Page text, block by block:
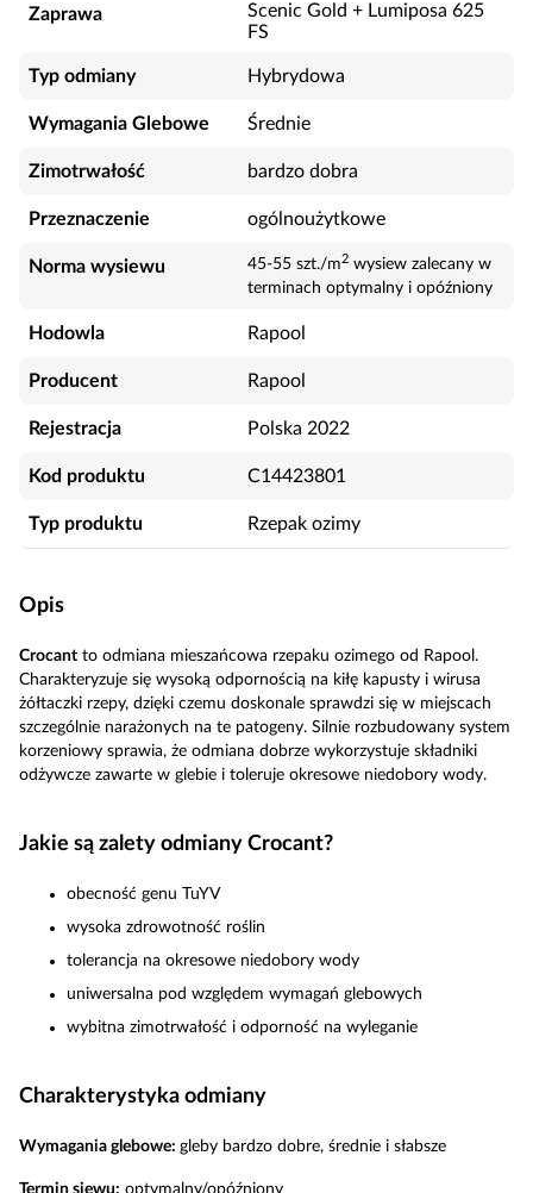
Zaprawa
Scenic Gold + Lumiposa 625
FS
Typ odmiany Hybrydowa
Wymagania Glebowe Średnie
Zimotrwałość bardzo dobra
Przeznaczenie ogólnoużytkowe
Norma wysiewu 45-55 szt./m2 wysiew zalecany w
terminach optymalny i opóźniony
Hodowla Rapool
Producent Rapool
Rejestracja Polska 2022
Kod produktu C14423801
Typ produktu Rzepak ozimy
Opis
Crocant to odmiana mieszańcowa rzepaku ozimego od Rapool.
Charakteryzuje się wysoką odpornością na kiłę kapusty i wirusa
żółtaczki rzepy, dzięki czemu doskonale sprawdzi się w miejscach
szczególnie narażonych na te patogeny. Silnie rozbudowany system
korzeniowy sprawia, że odmiana dobrze wykorzystuje składniki
odżywcze zawarte w glebie i toleruje okresowe niedobory wody.
Jakie są zalety odmiany Crocant?
obecność genu TuYV
wysoka zdrowotność roślin
tolerancja na okresowe niedobory wody
uniwersalna pod względem wymagań glebowych
wybitna zimotrwałość i odporność na wyleganie
Charakterystyka odmiany
Wymagania glebowe: gleby bardzo dobre, średnie i słabsze
Termin siewu: optymalny/opóźniony